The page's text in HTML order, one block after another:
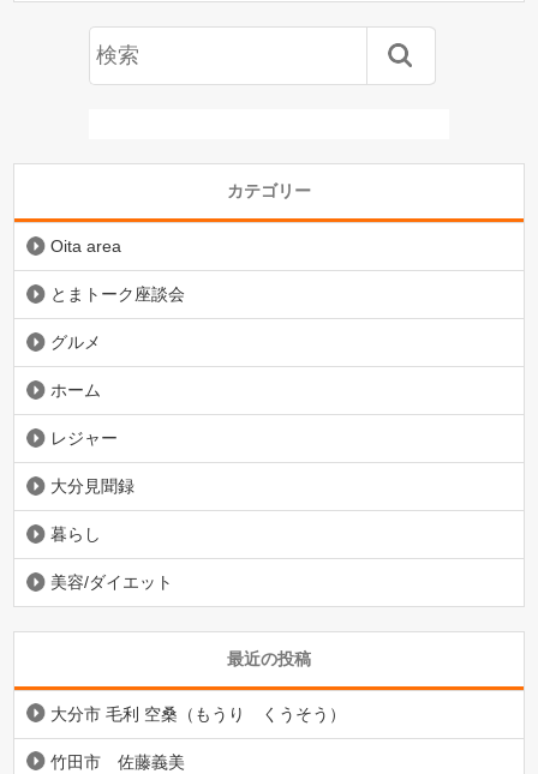
カテゴリー
Oita area
とまトーク座談会
グルメ
ホーム
レジャー
大分見聞録
暮らし
美容/ダイエット
最近の投稿
大分市 毛利 空桑（もうり くうそう）
竹田市 佐藤義美